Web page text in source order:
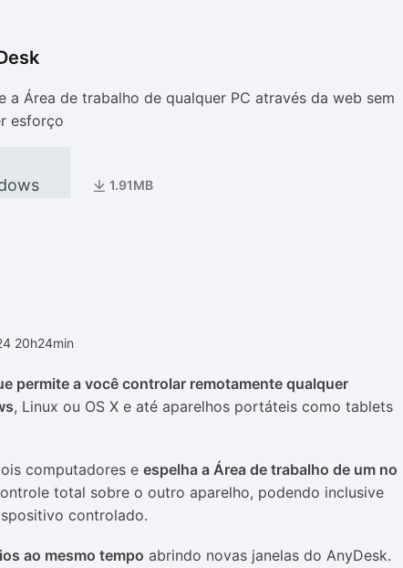
a Área de trabalho de qualquer PC através da web sem
esforço
1.91MB
20h24min
permite a você controlar remotamente qualquer
, Linux ou OS X e até aparelhos portáteis como tablets
computadores e espelha a Área de trabalho de um no
total sobre o outro aparelho, podendo inclusive
controlado.
ao mesmo tempo abrindo novas janelas do AnyDesk.